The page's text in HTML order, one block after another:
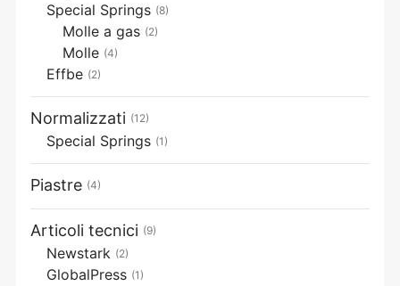
Special Springs (8)
Molle a gas (2)
Molle (4)
Effbe (2)
Normalizzati (12)
Special Springs (1)
Piastre (4)
Articoli tecnici (9)
Newstark (2)
GlobalPress (1)